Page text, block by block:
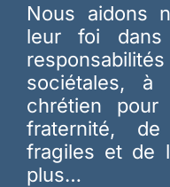
Nous aidons
leur foi dans
sociétales,
chrétien
fraternité,
fragiles et de
plus…